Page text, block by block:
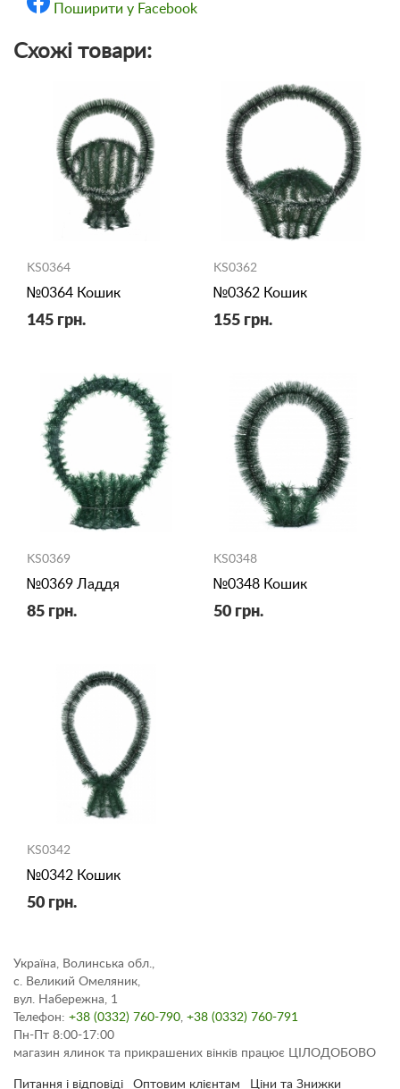
Поширити у Facebook
Схожі товари:
KS0364
№0364 Кошик
145 грн.
KS0362
№0362 Кошик
155 грн.
KS0369
№0369 Ладдя
85 грн.
KS0348
№0348 Кошик
50 грн.
KS0342
№0342 Кошик
50 грн.
Україна, Волинська обл.,
с. Великий Омеляник,
вул. Набережна, 1
Телефон: +38 (0332) 760-790, +38 (0332) 760-791
Пн-Пт 8:00-17:00
магазин ялинок та прикрашених вінків працює ЦІЛОДОБОВО
Питання і відповіді Оптовим клієнтам Ціни та Знижки